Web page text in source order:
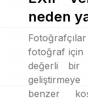
neden
fotoğraf için
değerli bir
benzer